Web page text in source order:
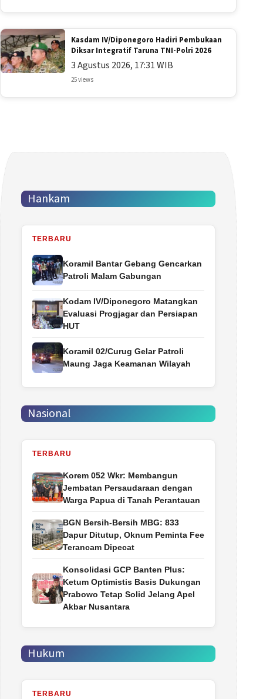
Kasdam IV/Diponegoro Hadiri Pembukaan
Diksar Integratif Taruna TNI-Polri 2026
3 Agustus 2026, 17:31 WIB
25 views
Hankam
TERBARU
Koramil Bantar Gebang Gencarkan
Patroli Malam Gabungan
Kodam IV/Diponegoro Matangkan
Evaluasi Progjagar dan Persiapan
HUT
Koramil 02/Curug Gelar Patroli
Maung Jaga Keamanan Wilayah
Nasional
TERBARU
Korem 052 Wkr: Membangun
Jembatan Persaudaraan dengan
Warga Papua di Tanah Perantauan
BGN Bersih-Bersih MBG: 833
Dapur Ditutup, Oknum Peminta Fee
Terancam Dipecat
Konsolidasi GCP Banten Plus:
Ketum Optimistis Basis Dukungan
Prabowo Tetap Solid Jelang Apel
Akbar Nusantara
Hukum
TERBARU